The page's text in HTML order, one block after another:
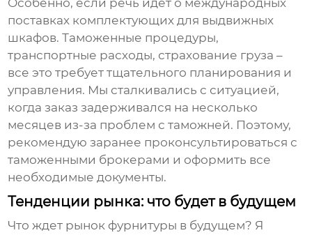
Особенно, если речь идет о международных
поставках комплектующих для выдвижных
шкафов. Таможенные процедуры,
транспортные расходы, страхование груза –
все это требует тщательного планирования и
управления. Мы сталкивались с ситуацией,
когда заказ задерживался на несколько
месяцев из-за проблем с таможней. Поэтому,
рекомендую заранее проконсультироваться с
таможенными брокерами и оформить все
необходимые документы.
Тенденции рынка: что будет в будущем
Что ждет рынок фурнитуры в будущем? Я